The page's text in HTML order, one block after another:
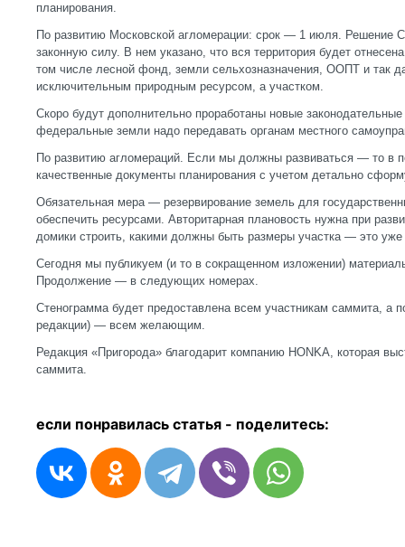
планирования.
По развитию Московской агломерации: срок — 1 июля. Решение
законную силу. В нем указано, что вся территория будет
том числе лесной фонд, земли сельхозназначения, ООПТ и так
исключительным природным ресурсом, а участком.
Cкоро будут дополнительно проработаны новые
федеральные земли надо передавать органам местного
По развитию агломераций. Если мы должны развиваться — то в
качественные документы планирования с учетом детально
Обязательная мера — резервирование земель для
обеспечить ресурсами. Авторитарная плановость нужна при
домики строить, какими должны быть размеры участка — это уже
Сегодня мы публикуем (и то в сокращенном изложении)
Продолжение — в следующих номерах.
Стенограмма будет предоставлена всем участникам саммита, а
редакции) — всем желающим.
Редакция «Пригорода» благодарит компанию HONKA, которая
саммита.
если понравилась статья - поделитесь: